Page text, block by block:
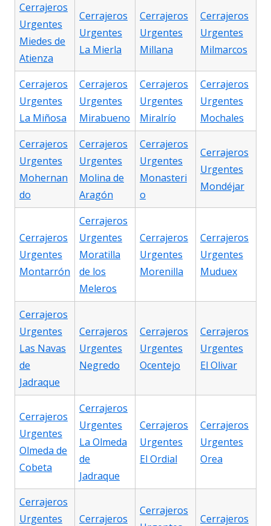
Cerrajeros
Urgentes
Miedes de
Atienza
Cerrajeros
Urgentes
La Mierla
Cerrajeros
Urgentes
Millana
Cerrajeros
Urgentes
Milmarcos
Cerrajeros
Urgentes
La Miñosa
Cerrajeros
Urgentes
Mirabueno
Cerrajeros
Urgentes
Miralrío
Cerrajeros
Urgentes
Mochales
Cerrajeros
Urgentes
Mohernan
do
Cerrajeros
Urgentes
Molina de
Aragón
Cerrajeros
Urgentes
Monasteri
o
Cerrajeros
Urgentes
Mondéjar
Cerrajeros
Urgentes
Montarrón
Cerrajeros
Urgentes
Moratilla
de los
Meleros
Cerrajeros
Urgentes
Morenilla
Cerrajeros
Urgentes
Muduex
Cerrajeros
Urgentes
Las Navas
de
Jadraque
Cerrajeros
Urgentes
Negredo
Cerrajeros
Urgentes
Ocentejo
Cerrajeros
Urgentes
El Olivar
Cerrajeros
Urgentes
Olmeda de
Cobeta
Cerrajeros
Urgentes
La Olmeda
de
Jadraque
Cerrajeros
Urgentes
El Ordial
Cerrajeros
Urgentes
Orea
Cerrajeros
Urgentes
Cerrajeros
Cerrajeros
Cerrajeros